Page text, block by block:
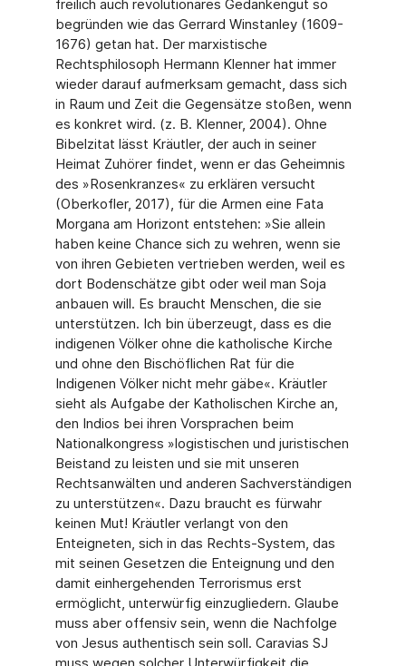
freilich auch revolutionäres Gedankengut so
begründen wie das Gerrard Winstanley (1609-
1676) getan hat. Der marxistische
Rechtsphilosoph Hermann Klenner hat immer
wieder darauf aufmerksam gemacht, dass sich
in Raum und Zeit die Gegensätze stoßen, wenn
es konkret wird. (z. B. Klenner, 2004). Ohne
Bibelzitat lässt Kräutler, der auch in seiner
Heimat Zuhörer findet, wenn er das Geheimnis
des »Rosenkranzes« zu erklären versucht
(Oberkofler, 2017), für die Armen eine Fata
Morgana am Horizont entstehen: »Sie allein
haben keine Chance sich zu wehren, wenn sie
von ihren Gebieten vertrieben werden, weil es
dort Bodenschätze gibt oder weil man Soja
anbauen will. Es braucht Menschen, die sie
unterstützen. Ich bin überzeugt, dass es die
indigenen Völker ohne die katholische Kirche
und ohne den Bischöflichen Rat für die
Indigenen Völker nicht mehr gäbe«. Kräutler
sieht als Aufgabe der Katholischen Kirche an,
den Indios bei ihren Vorsprachen beim
Nationalkongress »logistischen und juristischen
Beistand zu leisten und sie mit unseren
Rechtsanwälten und anderen Sachverständigen
zu unterstützen«. Dazu braucht es fürwahr
keinen Mut! Kräutler verlangt von den
Enteigneten, sich in das Rechts-System, das
mit seinen Gesetzen die Enteignung und den
damit einhergehenden Terrorismus erst
ermöglicht, unterwürfig einzugliedern. Glaube
muss aber offensiv sein, wenn die Nachfolge
von Jesus authentisch sein soll. Caravias SJ